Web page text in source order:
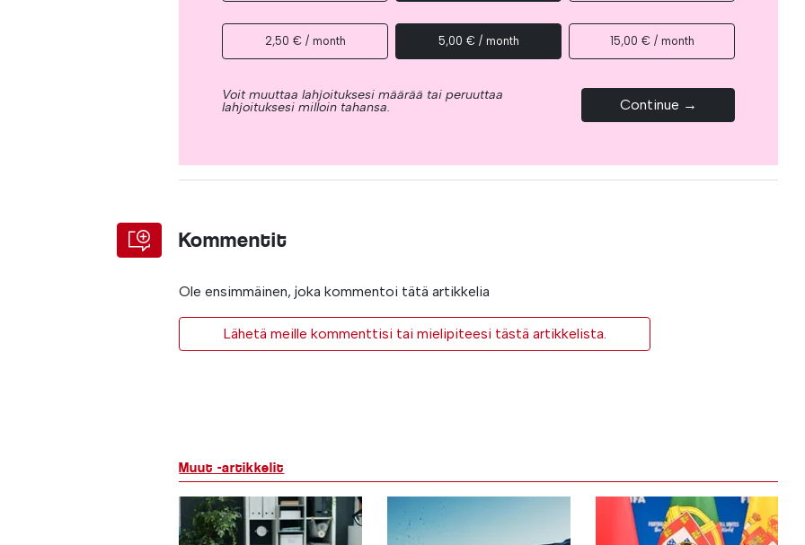
2,50 € / month 5,00 € / month 15,00 € / month
Voit muuttaa lahjoituksesi määrää tai peruuttaa
lahjoituksesi milloin tahansa. Continue →
Kommentit
Ole ensimmäinen, joka kommentoi tätä artikkelia
Lähetä meille kommenttisi tai mielipiteesi tästä artikkelista.
Muut -artikkelit